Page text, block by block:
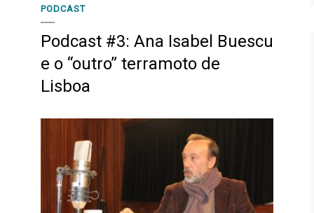
PODCAST
Podcast #3: Ana Isabel Buescu
e o “outro” terramoto de
Lisboa